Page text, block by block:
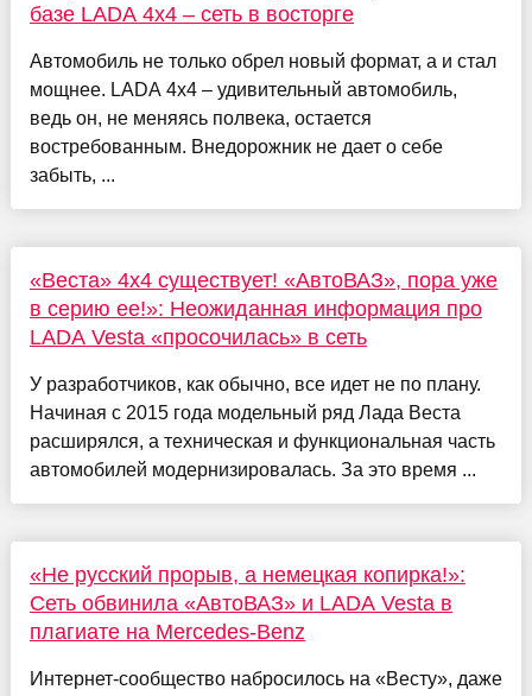
базе LADA 4x4 – сеть в восторге
Автомобиль не только обрел новый формат, а и стал
мощнее. LADA 4x4 – удивительный автомобиль,
ведь он, не меняясь полвека, остается
востребованным. Внедорожник не дает о себе
забыть, ...
«Веста» 4х4 существует! «АвтоВАЗ», пора уже
в серию ее!»: Неожиданная информация про
LADA Vesta «просочилась» в сеть
У разработчиков, как обычно, все идет не по плану.
Начиная с 2015 года модельный ряд Лада Веста
расширялся, а техническая и функциональная часть
автомобилей модернизировалась. За это время ...
«Не русский прорыв, а немецкая копирка!»:
Сеть обвинила «АвтоВАЗ» и LADA Vesta в
плагиате на Mercedes-Benz
Интернет-сообщество набросилось на «Весту», даже